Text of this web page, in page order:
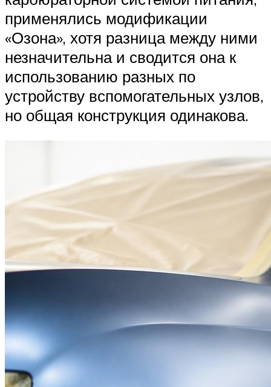
применялись модификации
«Озона», хотя разница между ними
незначительна и сводится она к
использованию разных по
устройству вспомогательных узлов,
но общая конструкция одинакова.